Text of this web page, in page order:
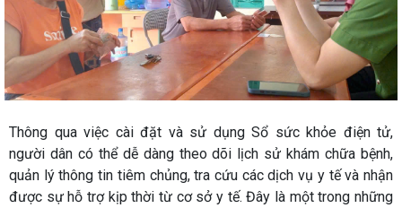
Thông qua việc cài đặt và sử dụng Sổ sức khỏe điện tử,
người dân có thể dễ dàng theo dõi lịch sử khám chữa bệnh,
quản lý thông tin tiêm chủng, tra cứu các dịch vụ y tế và nhận
được sự hỗ trợ kịp thời từ cơ sở y tế. Đây là một trong những